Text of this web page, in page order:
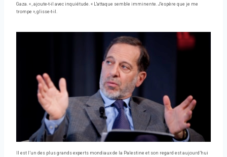
Gaza. « , ajoute-t-il avec inquiétude. « L'attaque semble imminente. J'espère que je me
trompe », glisse-t-il.
Il est l’un des plus grands experts mondiaux de la Palestine et son regard est aujourd’hui